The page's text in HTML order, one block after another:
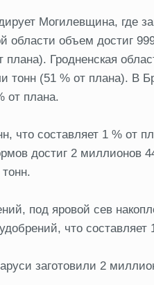
Могилевщина, где
области объем достиг
Гродненская
(51 % от плана). В
от плана.
что составляет 1 %
достиг 2 миллионов
под яровой сев
что составляет
заготовили 2